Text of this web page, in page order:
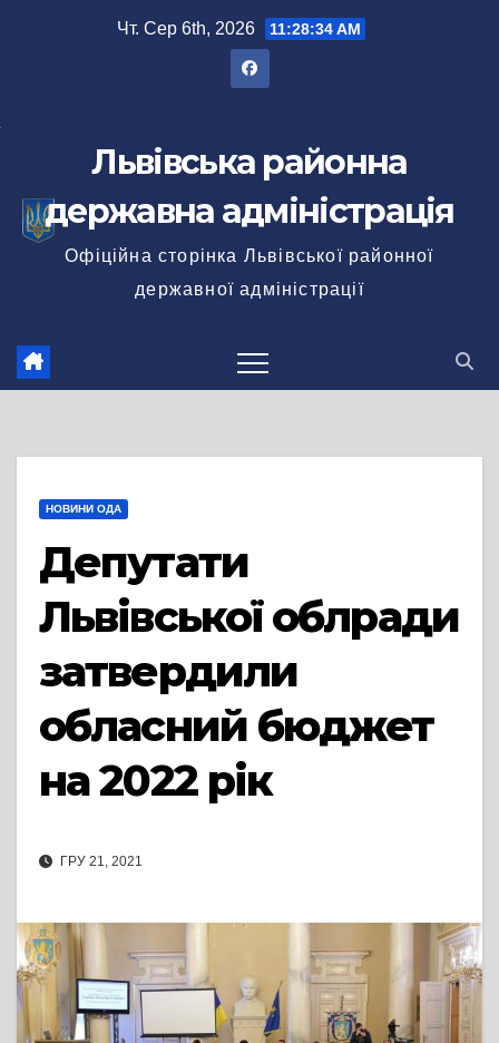
Чт. Сер 6th, 2026 11:28:35 AM
Львівська районна
державна адміністрація
Офіційна сторінка Львівської районної
державної адміністрації
НОВИНИ ОДА
Депутати
Львівської облради
затвердили
обласний бюджет
на 2022 рік
ГРУ 21, 2021